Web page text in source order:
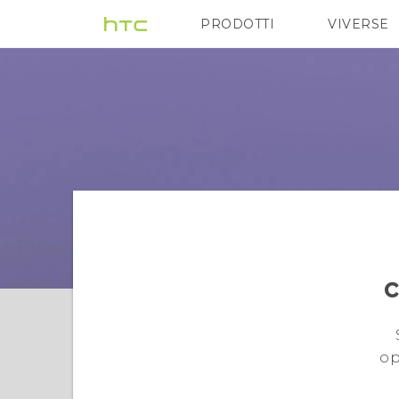
PRODOTTI
VIVE G REIGNS
VIVERSE